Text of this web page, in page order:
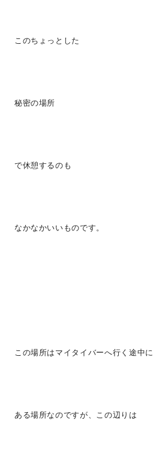
このちょっとした
秘密の場所
で休憩するのも
なかなかいいものです。
この場所はマイタイバーへ行く途中に
ある場所なのですが、この辺りは